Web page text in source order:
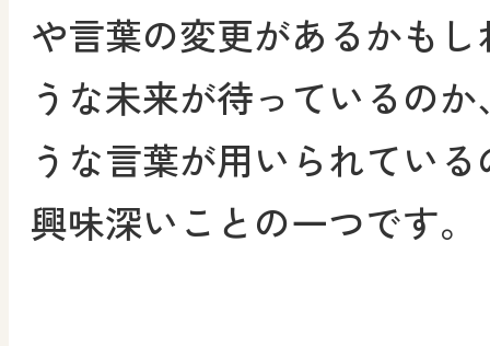
や言葉の変更があるかも
うな未来が待っているの
うな言葉が用いられてい
興味深いことの一つです。